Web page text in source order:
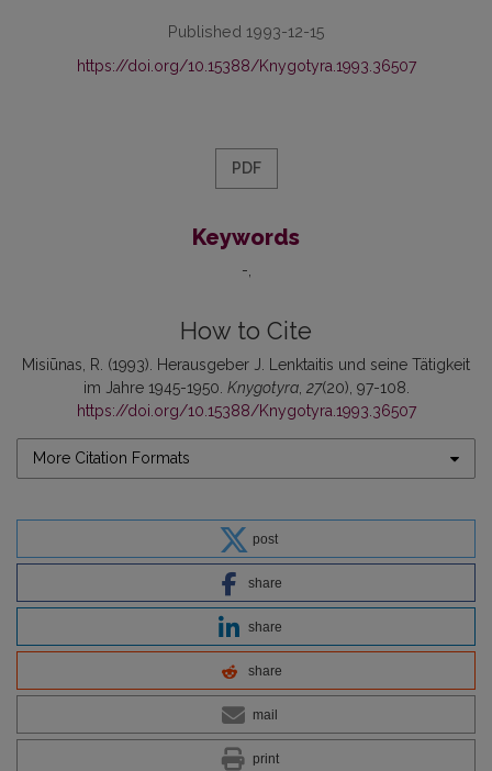
Published 1993-12-15
https://doi.org/10.15388/Knygotyra.1993.36507
PDF
Keywords
-
How to Cite
Misiūnas, R. (1993). Herausgeber J. Lenktaitis und seine Tätigkeit
im Jahre 1945-1950. Knygotyra, 27(20), 97-108.
https://doi.org/10.15388/Knygotyra.1993.36507
More Citation Formats
post
share
share
share
mail
print